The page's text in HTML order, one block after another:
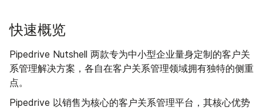
快速概览
Pipedrive Nutshell 两款专为中小型企业量身定制的客户关
系管理解决方案，各自在客户关系管理领域拥有独特的侧重
点。
Pipedrive 以销售为核心的客户关系管理平台，其核心优势